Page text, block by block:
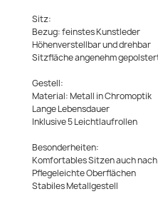
Sitz:
Bezug: feinstes Kunstleder
Höhenverstellbar und drehbar
Sitzfläche angenehm
Gestell:
Material: Metall in Chromoptik
Lange Lebensdauer
Inklusive 5 Leichtlaufrollen
Besonderheiten:
Komfortables Sitzen auch
Pflegeleichte Oberflächen
Stabiles Metallgestell